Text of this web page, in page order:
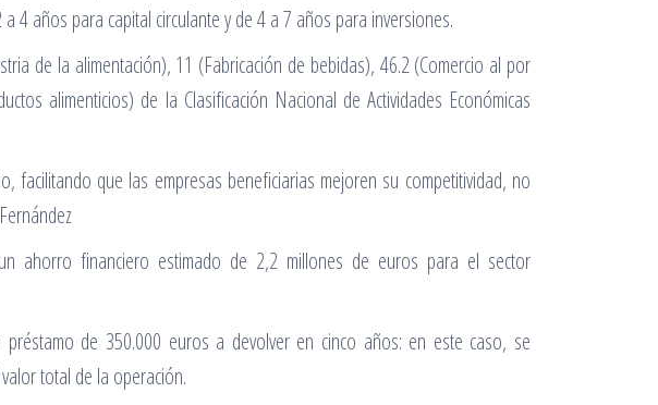
4 años para capital circulante y de 4 a 7 años para inversiones.
de la alimentación), 11 (Fabricación de bebidas), 46.2 (Comercio al por
alimenticios) de la Clasificación Nacional de Actividades Económicas
facilitando que las empresas beneficiarias mejoren su competitividad, no
ahorro financiero estimado de 2,2 millones de euros para el sector
de 350.000 euros a devolver en cinco años: en este caso, se
total de la operación.